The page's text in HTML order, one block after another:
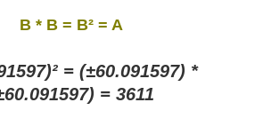
B * B = B² = A
= (±60.091597) *
= 3611